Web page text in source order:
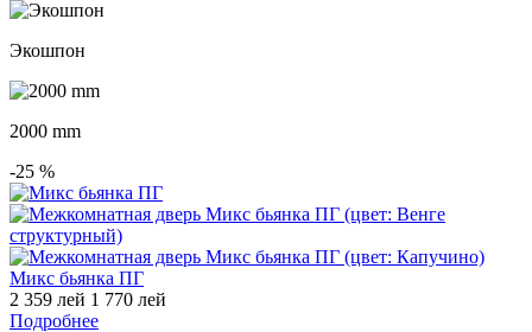
Экошпон
2000 mm
-25 %
Микс бьянка ПГ
2 359 лей 1 770 лей
Подробнее